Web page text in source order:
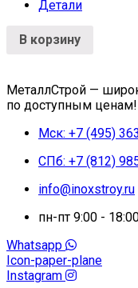
Детали
В корзину
МеталлСтрой —
по доступным ценам!
Мск: +7 (495)
СПб: +7 (812)
info@inoxstroy.ru
пн-пт 9:00 -
Whatsapp
Icon-paper-plane
Instagram